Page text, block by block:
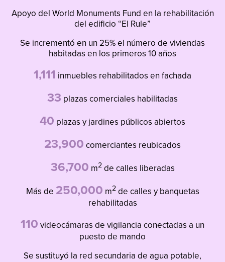
Apoyo del World Monuments Fund en la rehabilitación
del edificio “El Rule”
Se incrementó en un 25% el número de viviendas
habitadas en los primeros 10 años
1,111 inmuebles rehabilitados en fachada
33 plazas comerciales habilitadas
40 plazas y jardines públicos abiertos
23,900 comerciantes reubicados
36,700 m2de calles liberadas
Más de 250,000 m2de calles y banquetas
rehabilitadas
110 videocámaras de vigilancia conectadas a un
puesto de mando
Se sustituyó la red secundaria de agua potable,